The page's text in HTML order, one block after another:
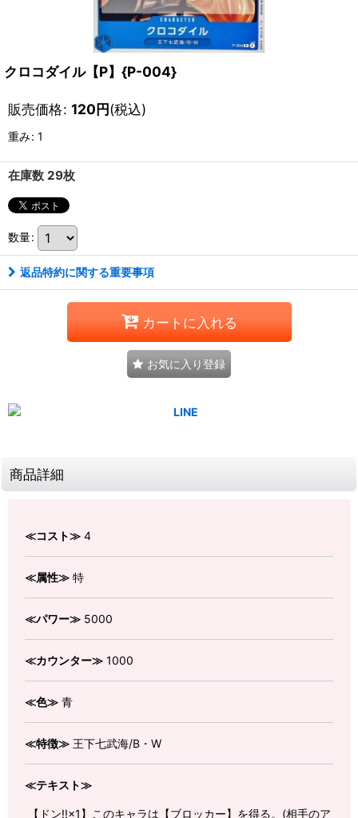
クロコダイル【P】{P-004}
販売価格: 120円(税込)
重み: 1
在庫数 29枚
数量:
返品特約に関する重要事項
カートに入れる
お気に入り登録
商品詳細
≪コスト≫ 4
≪属性≫ 特
≪パワー≫ 5000
≪カウンター≫ 1000
≪色≫ 青
≪特徴≫ 王下七武海/B・W
≪テキスト≫
【ドン!!×1】このキャラは【ブロッカー】を得る。(相手のア